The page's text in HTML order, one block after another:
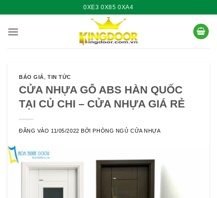
nội
0XE3 0X85 0XA4
BÁO GIÁ,TIN TỨC
CỬA NHỰA GỖ ABS HÀN QUỐC
TẠI CỦ CHI – CỬA NHỰA GIÁ RẺ
ĐĂNG VÀO 11/05/2022 BỞIPHÒNG NGỦ CỬA NHỰA